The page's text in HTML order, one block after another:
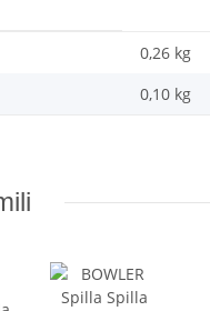
0,26 kg
0,10 kg